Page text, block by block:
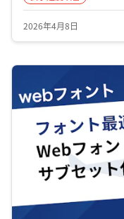
2026年4月8日